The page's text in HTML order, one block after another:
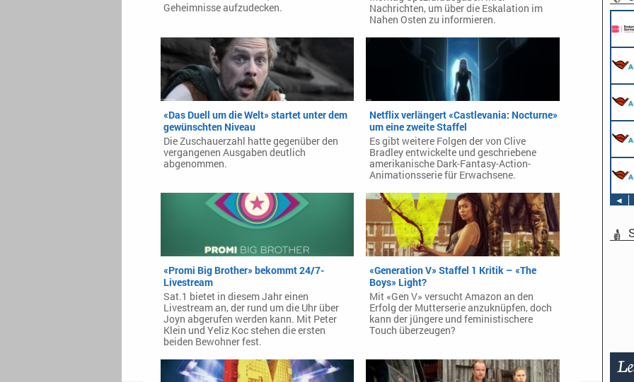
Geheimnisse aufzudecken.
Nachrichten, um über die Eskalation im
Nahen Osten zu informieren.
«Das Duell um die Welt» startet unter dem
gewünschten Niveau
Die Zuschauerzahl hatte gegenüber den
vergangenen Ausgaben deutlich
abgenommen.
Netflix verlängert «Castlevania: Nocturne»
um eine zweite Staffel
Es gibt weitere Folgen der von Clive
Bradley entwickelte und geschriebene
amerikanische Dark-Fantasy-Action-
Animationsserie für Erwachsene.
«Promi Big Brother» bekommt 24/7-
Livestream
Sat.1 bietet in diesem Jahr einen
Livestream an, der rund um die Uhr über
Joyn abgerufen werden kann. Mit Peter
Klein und Yeliz Koc stehen die ersten
beiden Bewohner fest.
«Generation V» Staffel 1 Kritik – «The
Boys» Light?
Mit «Gen V» versucht Amazon an den
Erfolg der Mutterserie anzuknüpfen, doch
kann der jüngere und feministischere
Touch überzeugen?
Pflichtpraktikant (w/m/d) Redaktion
Köln
Werkstudent AIDAradio - Marketing (m/w/d)
AIDA Entertainment
Hamburg
Stage Operator / Fachkraft für
Veranstaltungstechnik (m/w/d) -
Schwerpunkt Bühne
AIDA Entertainment
an Bord unserer Schiffe
Sound Operator / Fachkraft für
Veranstaltungstechnik (m/w/d) -
Schwerpunkt Ton
AIDA Entertainment
an Bord unserer Schiffe
TV & Film Redakteur (m/w/d)
AIDA Entertainment
◄